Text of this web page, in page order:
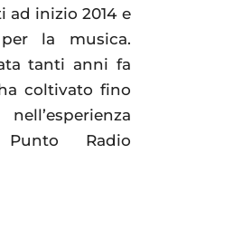
ad inizio 2014 e
la musica.
tanti anni fa
coltivato fino
Radio